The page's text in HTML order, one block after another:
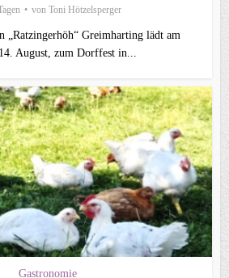
von Toni Hötzelsperger
„Ratzingerhöh“ Greimharting lädt am
August, zum Dorffest in...
Gastronomie